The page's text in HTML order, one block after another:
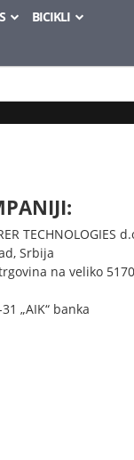
BICIKLI
TECHNOLOGIES
Srbija
na veliko
„AIK“ banka